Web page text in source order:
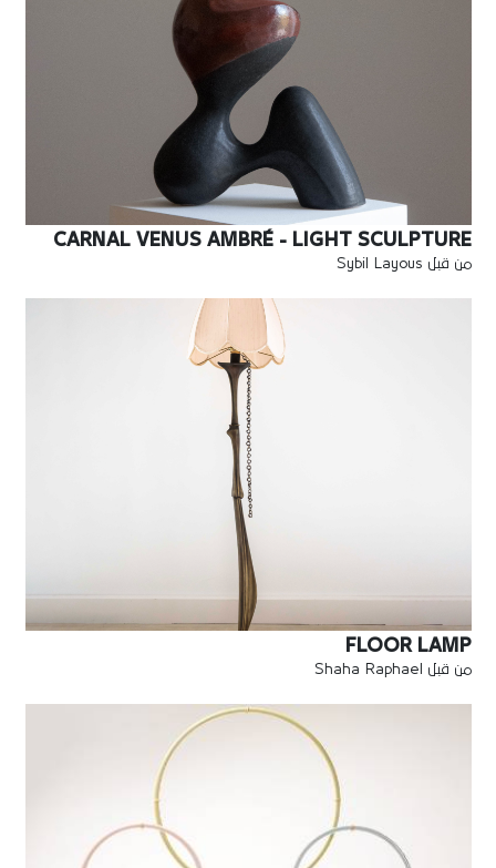
CARNAL VENUS AMBRÉ - LIGHT SCULPTURE
من قبل Sybil Layous
FLOOR LAMP
من قبل Shaha Raphael